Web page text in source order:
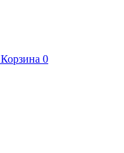
Корзина 0